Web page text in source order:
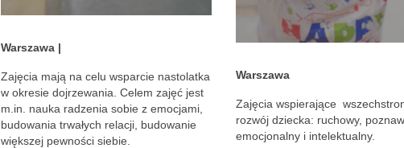
Warszawa |
Zajęcia mają na celu wsparcie nastolatka
w okresie dojrzewania. Celem zajęć jest
m.in. nauka radzenia sobie z emocjami,
budowania trwałych relacji, budowanie
większej pewności siebie.
Warszawa
Zajęcia wspierające
rozwój dziecka: ruchowy,
emocjonalny i intelektualny.